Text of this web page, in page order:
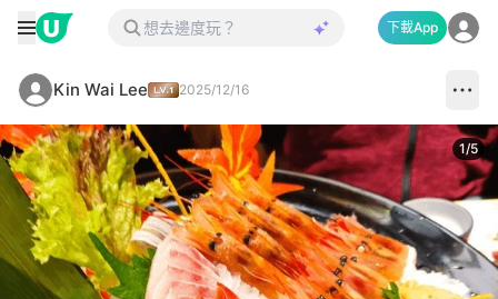
下載App
Kin Wai Lee 2025/12/16
1/5